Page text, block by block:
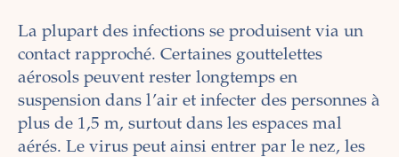
La plupart des infections se produisent via un
contact rapproché. Certaines gouttelettes
aérosols peuvent rester longtemps en
suspension dans l’air et infecter des personnes à
plus de 1,5 m, surtout dans les espaces mal
aérés. Le virus peut ainsi entrer par le nez, les